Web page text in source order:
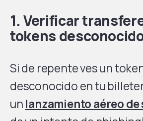
1. Verificar
tokens
Si de repente ves un
desconocido en tu
unlanzamiento aéreo de